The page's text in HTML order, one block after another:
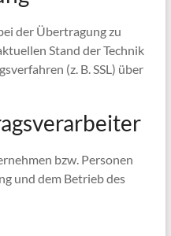
der Übertragung zu
Stand der Technik
(z. B. SSL) über
bzw. Personen
und dem Betrieb des